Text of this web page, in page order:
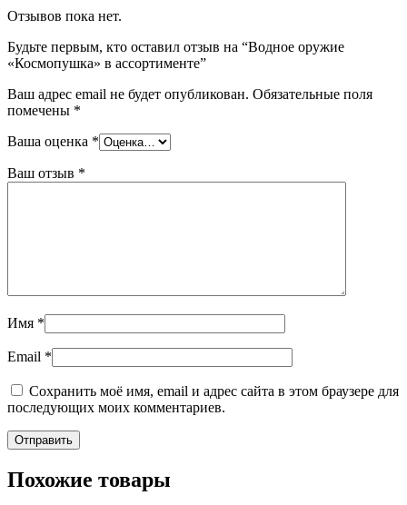
Отзывов пока нет.
Будьте первым, кто оставил отзыв на “Водное оружие
«Космопушка» в ассортименте”
Ваш адрес email не будет опубликован. Обязательные поля
помечены *
Ваша оценка *
Ваш отзыв *
Имя *
Email *
Сохранить моё имя, email и адрес сайта в этом браузере для
последующих моих комментариев.
Похожие товары